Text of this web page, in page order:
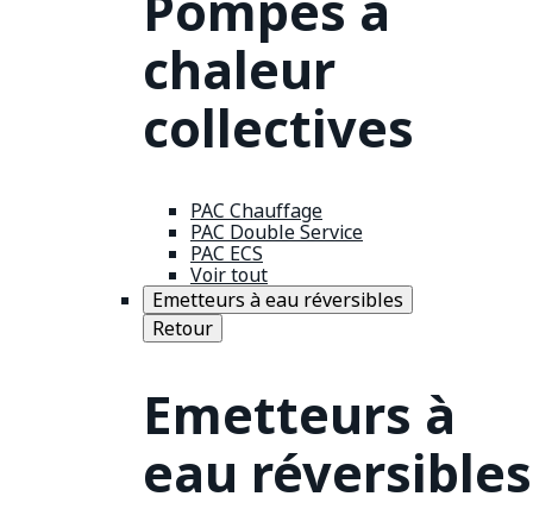
chaleur
collectives
PAC Chauffage
PAC Double Service
PAC ECS
Voir tout
Emetteurs à eau réversibles
Retour
Emetteurs à
eau réversibles